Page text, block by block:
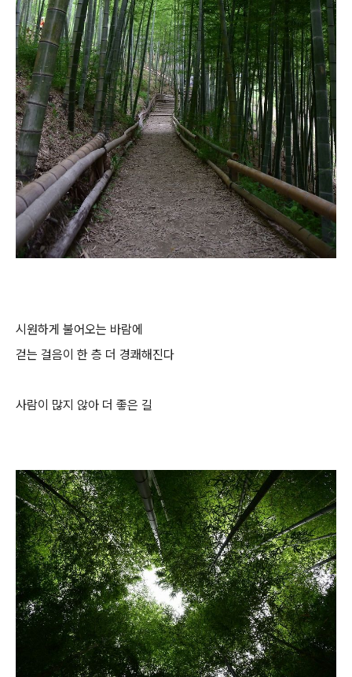
시원하게 불어오는 바람에
걷는 걸음이 한 층 더 경쾌해진다
사람이 많지 않아 더 좋은 길